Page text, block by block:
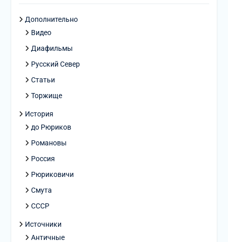
Дополнительно
Видео
Диафильмы
Русский Север
Статьи
Торжище
История
до Рюриков
Романовы
Россия
Рюриковичи
Смута
СССР
Источники
Античные